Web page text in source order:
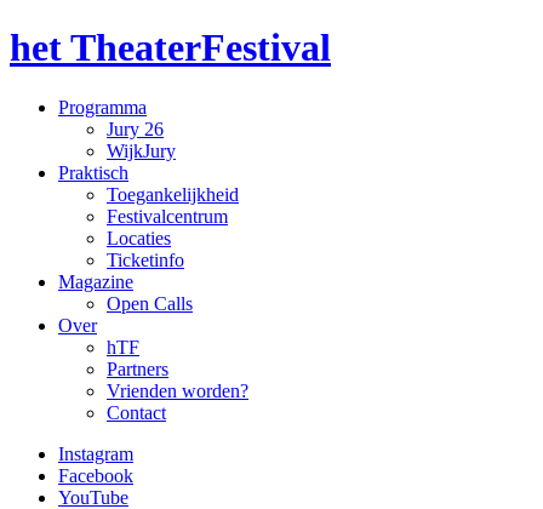
het TheaterFestival
Programma
Jury 26
WijkJury
Praktisch
Toegankelijkheid
Festivalcentrum
Locaties
Ticketinfo
Magazine
Open Calls
Over
hTF
Partners
Vrienden worden?
Contact
Instagram
Facebook
YouTube